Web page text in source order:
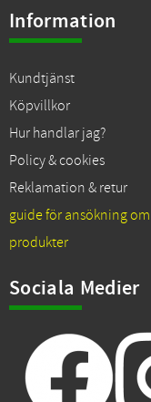
Information
Kundtjänst
Köpvillkor
Hur handlar jag?
Policy & cookies
Reklamation & retur
guide för ansökning
produkter
Sociala Medier